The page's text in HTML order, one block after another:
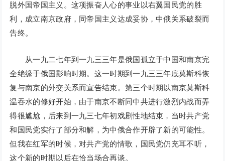
脱外国帝国主义。这项振奋人心的事业以右翼国民党的胜
利，成立南京政府，同帝国主义达成妥协，中俄关系破裂而
告终。
从一九二七年到一九三三年是俄国孤立于中国和南京完
全绝缘于俄国影响时期。这一时期到一九三三年底莫斯科恢
复与南京的外交关系而宣告结束。第三个时期以南京莫斯科
温吞水的修好开始，由于南京不断同中共进行激烈内战而弄
得很尴尬，后来到一九三七年初戏剧性地结束，当时共产党
和国民党实行了部分和解，为中俄合作开辟了新的可能性。
但我在红军的时候，对共产党的情歌，国民党仍充耳不听，
这个新的时期以后在恰当场合再谈。